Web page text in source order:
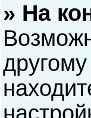
» На